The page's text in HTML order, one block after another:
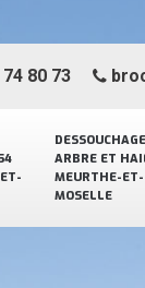
DESSOUCHAGE
ARBRE ET
MEURTHE-ET-
MOSELLE
80 73